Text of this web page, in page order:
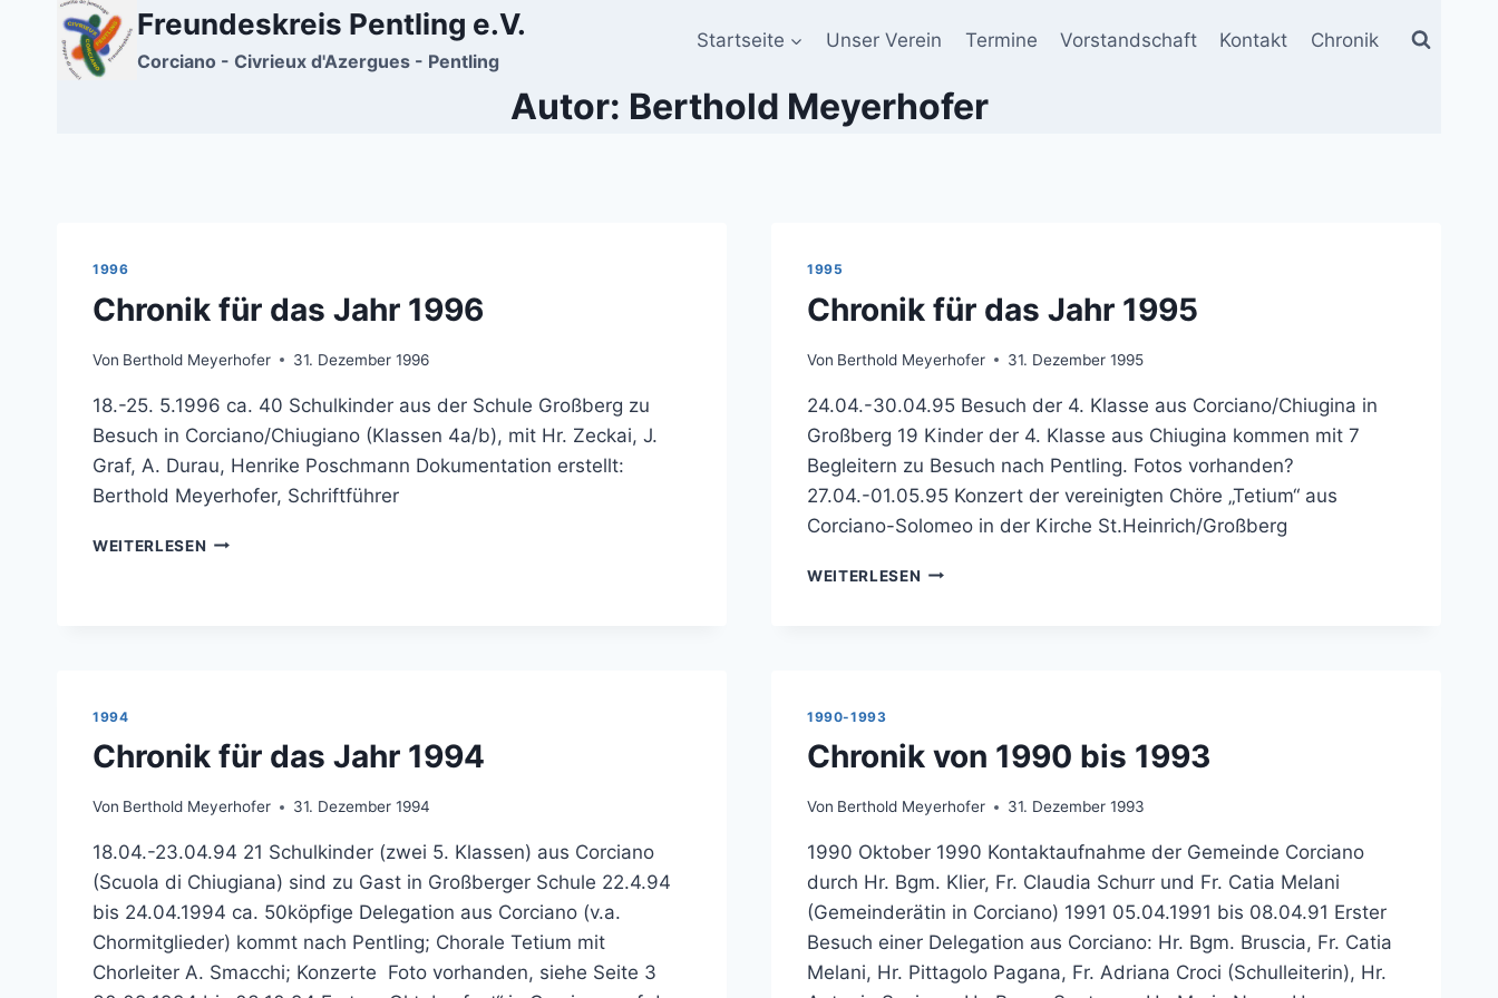
springen
Freundeskreis Pentling e.V.
Corciano - Civrieux d'Azergues - Pentling
Startseite Unser Verein Termine Vorstandschaft Kontakt Chronik
Autor: Berthold Meyerhofer
1996
Chronik für das Jahr 1996
Von Berthold Meyerhofer 31. Dezember 1996
18.-25. 5.1996 ca. 40 Schulkinder aus der Schule Großberg zu
Besuch in Corciano/Chiugiano (Klassen 4a/b), mit Hr. Zeckai, J.
Graf, A. Durau, Henrike Poschmann Dokumentation erstellt:
Berthold Meyerhofer, Schriftführer
WEITERLESEN CHRONIK
1995
Chronik für das Jahr 1995
Von Berthold Meyerhofer 31. Dezember 1995
24.04.-30.04.95 Besuch der 4. Klasse aus Corciano/Chiugina in
Großberg 19 Kinder der 4. Klasse aus Chiugina kommen mit 7
Begleitern zu Besuch nach Pentling. Fotos vorhanden?
27.04.-01.05.95 Konzert der vereinigten Chöre „Tetium“ aus
Corciano-Solomeo in der Kirche St.Heinrich/Großberg
WEITERLESEN CHRONIK
1994
Chronik für das Jahr 1994
Von Berthold Meyerhofer 31. Dezember 1994
18.04.-23.04.94 21 Schulkinder (zwei 5. Klassen) aus Corciano
(Scuola di Chiugiana) sind zu Gast in Großberger Schule 22.4.94
bis 24.04.1994 ca. 50köpfige Delegation aus Corciano (v.a.
Chormitglieder) kommt nach Pentling; Chorale Tetium mit
Chorleiter A. Smacchi; Konzerte Foto vorhanden, siehe Seite 3
1990-1993
Chronik von 1990 bis 1993
Von Berthold Meyerhofer 31. Dezember 1993
1990 Oktober 1990 Kontaktaufnahme der Gemeinde Corciano
durch Hr. Bgm. Klier, Fr. Claudia Schurr und Fr. Catia Melani
(Gemeinderätin in Corciano) 1991 05.04.1991 bis 08.04.91 Erster
Besuch einer Delegation aus Corciano: Hr. Bgm. Bruscia, Fr. Catia
Melani, Hr. Pittagolo Pagana, Fr. Adriana Croci (Schulleiterin), Hr.